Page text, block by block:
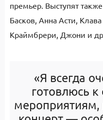
премьер. Выступят
Басков, Анна Асти,
Краймбрери, Джони и
«Я всегда
готовлюсь